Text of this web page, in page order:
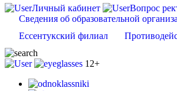
Личный кабинет
Вопрос
Сведения об образовательной
Ессентукский филиал
12+